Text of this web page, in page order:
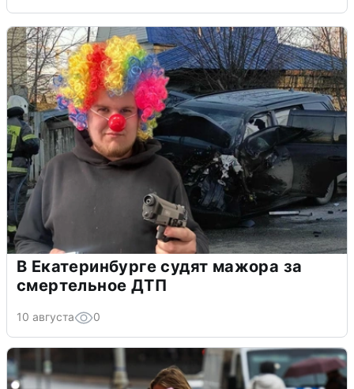
В Екатеринбурге судят мажора за
смертельное ДТП
10 августа 0